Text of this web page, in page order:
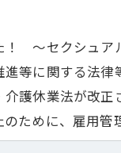
～セクシュア
等に関する法律
護休業法が改正
ために、雇用管